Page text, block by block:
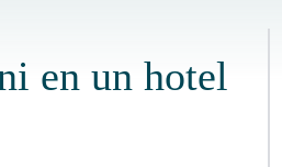
en un hotel